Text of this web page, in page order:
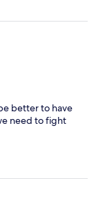
better to have
need to fight